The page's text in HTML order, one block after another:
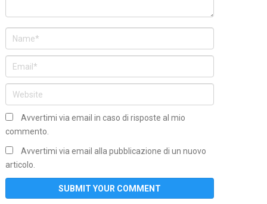
Avvertimi via email in caso di risposte al mio
commento.
Avvertimi via email alla pubblicazione di un nuovo
articolo.